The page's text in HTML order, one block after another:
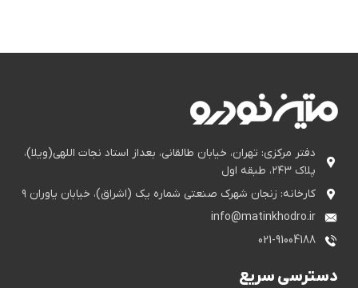
دفتر مرکزی: تهران، خیابان طالقانی، بعداز استاد نجات اللهی(ویلا)،
پلاک ۲۴۳، طبقه اول
کارخانه: زنجان شهرک صنعتی شماره یک (اشراق)، خیابان یاوران ۹
info@matinkhodro.ir
021-91004188
دسترسی سریع